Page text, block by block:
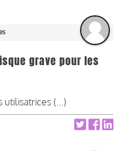
grave pour les
utilisatrices (...)